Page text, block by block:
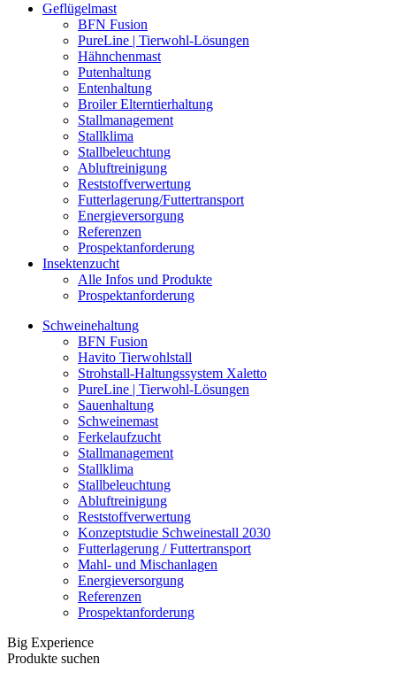
Geflügelmast
BFN Fusion
PureLine | Tierwohl-Lösungen
Hähnchenmast
Putenhaltung
Entenhaltung
Broiler Elterntierhaltung
Stallmanagement
Stallklima
Stallbeleuchtung
Abluftreinigung
Reststoffverwertung
Futterlagerung/Futtertransport
Energieversorgung
Referenzen
Prospektanforderung
Insektenzucht
Alle Infos und Produkte
Prospektanforderung
Schweinehaltung
BFN Fusion
Havito Tierwohlstall
Strohstall-Haltungssystem Xaletto
PureLine | Tierwohl-Lösungen
Sauenhaltung
Schweinemast
Ferkelaufzucht
Stallmanagement
Stallklima
Stallbeleuchtung
Abluftreinigung
Reststoffverwertung
Konzeptstudie Schweinestall 2030
Futterlagerung / Futtertransport
Mahl- und Mischanlagen
Energieversorgung
Referenzen
Prospektanforderung
Big Experience
Produkte suchen